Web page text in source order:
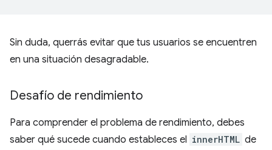
Sin duda, querrás evitar que tus usuarios se encuentren
en una situación desagradable.
Desafío de rendimiento
Para comprender el problema de rendimiento, debes
saber qué sucede cuando estableces el innerHTML de